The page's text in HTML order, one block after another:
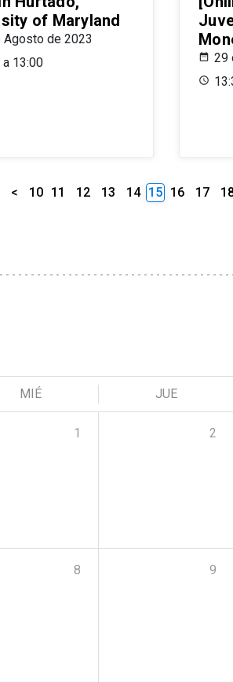
of Maryland
Agosto de 2023
a 13:00
29
< 10 11 12 13 14 15 16 17
MIÉ JUE
1 2
8 9